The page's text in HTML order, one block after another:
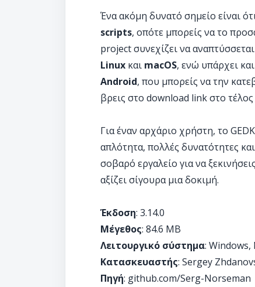
Ένα ακόμη δυνατό σημείο είναι
scripts, οπότε μπορείς να το
project συνεχίζει να
Linux και macOS, ενώ υπάρχει
Android, που μπορείς να την
βρεις στο download link στο
Για έναν αρχάριο χρήστη, το
απλότητα, πολλές δυνατότητες
σοβαρό εργαλείο για να
αξίζει σίγουρα μια δοκιμή.
Έκδοση: 3.14.0
Μέγεθος: 84.6 MB
Λειτουργικό σύστημα: Windows,
Κατασκευαστής: Sergey
Πηγή: github.com/Serg-Norseman